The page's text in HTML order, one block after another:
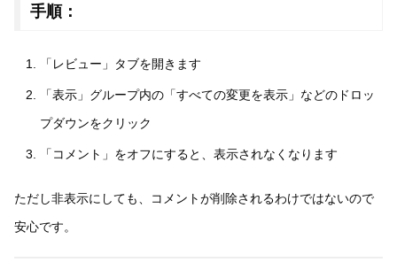
手順：
「レビュー」タブを開きます
「表示」グループ内の「すべての変更を表示」などのドロッ
プダウンをクリック
「コメント」をオフにすると、表示されなくなります
ただし非表示にしても、コメントが削除されるわけではないので
安心です。